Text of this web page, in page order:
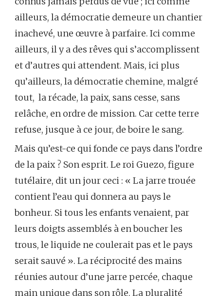
ailleurs, la démocratie demeure un chantier
inachevé, une œuvre à parfaire. Ici comme
ailleurs, il y a des rêves qui s’accomplissent
et d’autres qui attendent. Mais, ici plus
qu’ailleurs, la démocratie chemine, malgré
tout, la récade, la paix, sans cesse, sans
relâche, en ordre de mission. Car cette terre
refuse, jusque à ce jour, de boire le sang.
Mais qu’est-ce qui fonde ce pays dans l’ordre
de la paix ? Son esprit. Le roi Guezo, figure
tutélaire, dit un jour ceci : « La jarre trouée
contient l’eau qui donnera au pays le
bonheur. Si tous les enfants venaient, par
leurs doigts assemblés à en boucher les
trous, le liquide ne coulerait pas et le pays
serait sauvé ». La réciprocité des mains
réunies autour d’une jarre percée, chaque
main unique dans son rôle. La pluralité